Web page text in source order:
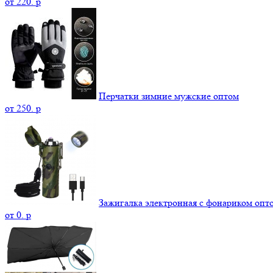
Перчатки зимние мужские оптом
от 250. p
Зажигалка электронная с фонариком
от 0. p